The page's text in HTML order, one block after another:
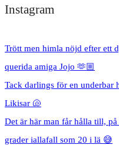
Instagram
Trött men himla nöjd efter ett
querida amiga Jojo 🫶🏼
Tack darlings för en underbar
Likisar 🐚
Det är här man får hålla till,
grader iallafall som 20 i lä 😅